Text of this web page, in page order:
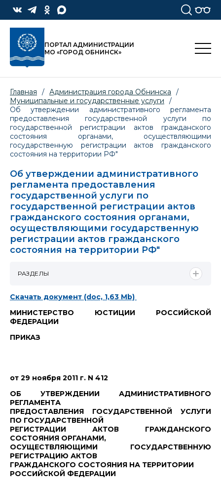
ПОРТАЛ АДМИНИСТРАЦИИ
МО «ГОРОД ОБНИНСК»
Главная / Администрация города Обнинска
/
Муниципальные и государственные услуги
/
Об утверждении административного регламента
предоставления государственной услуги по
государственной регистрации актов гражданского
состояния органами, осуществляющими
государственную регистрации актов гражданского
состояния на территории РФ"
Об утверждении административного
регламента предоставления
государственной услуги по
государственной регистрации актов
гражданского состояния органами,
осуществляющими государственную
регистрации актов гражданского
состояния на территории РФ"
Скачать документ (doc, 1,63 Mb)
МИНИСТЕРСТВО ЮСТИЦИИ РОССИЙСКОЙ
ФЕДЕРАЦИИ
ПРИКАЗ
от 29 ноября 2011 г. N 412
ОБ УТВЕРЖДЕНИИ АДМИНИСТРАТИВНОГО
РЕГЛАМЕНТА
ПРЕДОСТАВЛЕНИЯ ГОСУДАРСТВЕННОЙ УСЛУГИ
ПО ГОСУДАРСТВЕННОЙ
РЕГИСТРАЦИИ АКТОВ ГРАЖДАНСКОГО
СОСТОЯНИЯ ОРГАНАМИ,
ОСУЩЕСТВЛЯЮЩИМИ ГОСУДАРСТВЕННУЮ
РЕГИСТРАЦИЮ АКТОВ
ГРАЖДАНСКОГО СОСТОЯНИЯ НА ТЕРРИТОРИИ
РОССИЙСКОЙ ФЕДЕРАЦИИ
РАЗДЕЛЫ